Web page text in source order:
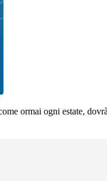
ormai ogni estate,